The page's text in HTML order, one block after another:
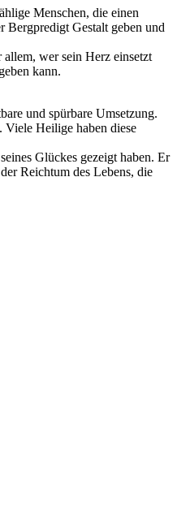
Menschen, die einen
Bergpredigt Gestalt geben und
wer sein Herz einsetzt
kann.
und spürbare Umsetzung.
Viele Heilige haben diese
Glückes gezeigt haben. Er
Reichtum des Lebens, die